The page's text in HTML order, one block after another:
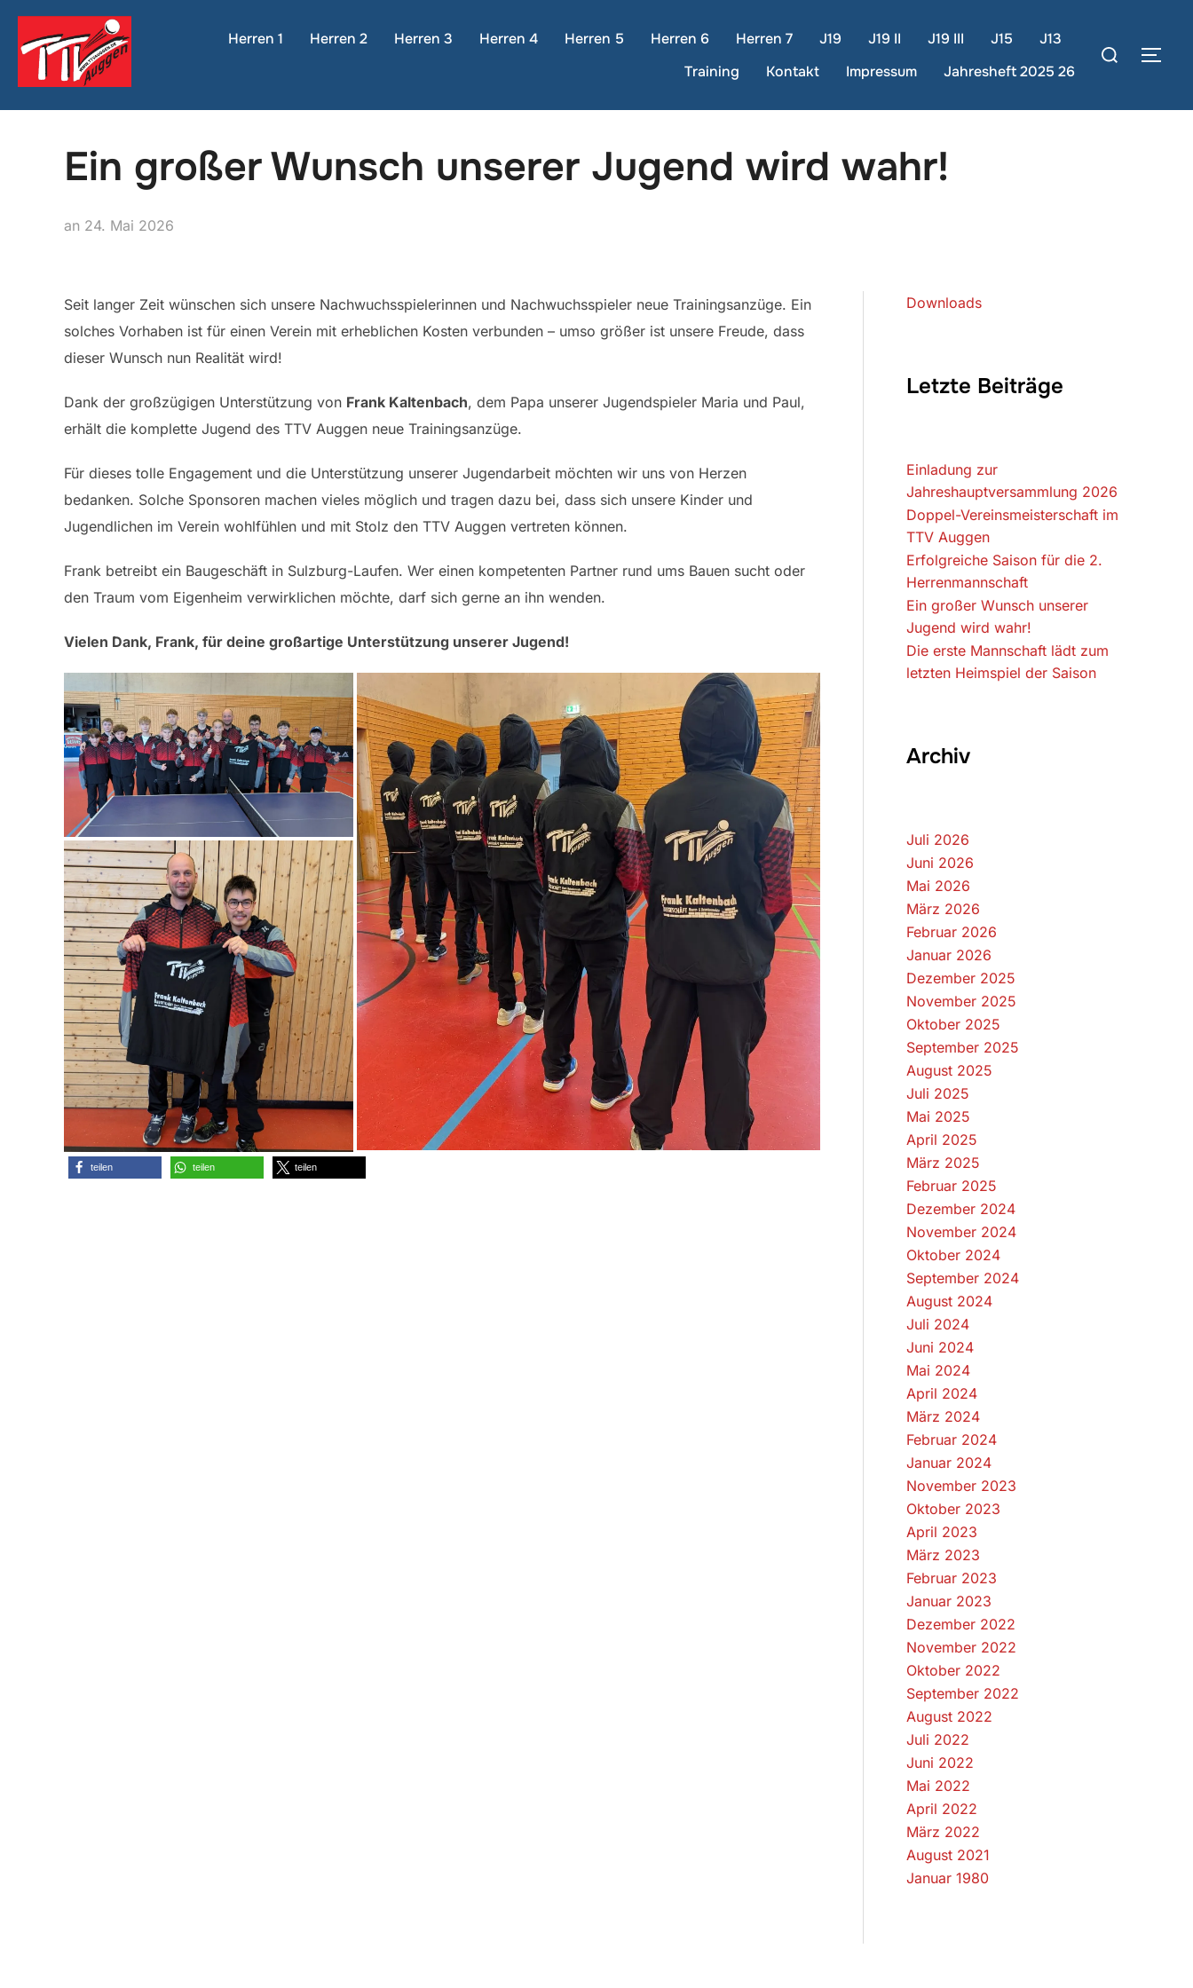
Zum
Inhalt
springen
Herren 1 Herren 2 Herren 3 Herren 4 Herren 5 Herren 6 Herren 7 J19 J19 II J19 III J15
J13
Training
Kontakt Impressum Jahresheft 2025 26
Suchen
nach:
Ein großer Wunsch unserer Jugend wird wahr!
an Veröffentlicht
24. Mai 2026
Seit langer Zeit wünschen sich unsere Nachwuchsspielerinnen und Nachwuchsspieler neue Trainingsanzüge. Ein
solches Vorhaben ist für einen Verein mit erheblichen Kosten verbunden – umso größer ist unsere Freude, dass
dieser Wunsch nun Realität wird!
Dank der großzügigen Unterstützung von Frank Kaltenbach, dem Papa unserer Jugendspieler Maria und Paul,
erhält die komplette Jugend des TTV Auggen neue Trainingsanzüge.
Für dieses tolle Engagement und die Unterstützung unserer Jugendarbeit möchten wir uns von Herzen
bedanken. Solche Sponsoren machen vieles möglich und tragen dazu bei, dass sich unsere Kinder und
Jugendlichen im Verein wohlfühlen und mit Stolz den TTV Auggen vertreten können.
Frank betreibt ein Baugeschäft in Sulzburg-Laufen. Wer einen kompetenten Partner rund ums Bauen sucht oder
den Traum vom Eigenheim verwirklichen möchte, darf sich gerne an ihn wenden.
Vielen Dank, Frank, für deine großartige Unterstützung unserer Jugend!
teilen teilen teilen
Downloads
Letzte Beiträge
Einladung zur
Jahreshauptversammlung 2026
Doppel-Vereinsmeisterschaft im
TTV Auggen
Erfolgreiche Saison für die 2.
Herrenmannschaft
Ein großer Wunsch unserer
Jugend wird wahr!
Die erste Mannschaft lädt zum
letzten Heimspiel der Saison
Archiv
Juli 2026
Juni 2026
Mai 2026
März 2026
Februar 2026
Januar 2026
Dezember 2025
November 2025
Oktober 2025
September 2025
August 2025
Juli 2025
Mai 2025
April 2025
März 2025
Februar 2025
Dezember 2024
November 2024
Oktober 2024
September 2024
August 2024
Juli 2024
Juni 2024
Mai 2024
April 2024
März 2024
Februar 2024
Januar 2024
November 2023
Oktober 2023
April 2023
März 2023
Februar 2023
Januar 2023
Dezember 2022
November 2022
Oktober 2022
September 2022
August 2022
Juli 2022
Juni 2022
Mai 2022
April 2022
März 2022
August 2021
Januar 1980